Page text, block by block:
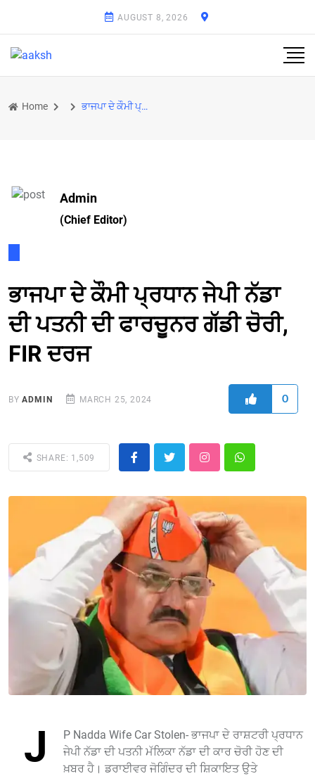
AUGUST 8, 2026
Home ਭਾਜਪਾ ਦੇ ਕੌਮੀ ਪ੍ਰਧਾਨ ਜੇਪੀ ਨੱਡਾ ਦੀ ਪਤਨੀ ਦੀ ਫਾਰਚੂਨਰ ਗੱਡੀ ਚੋਰੀ, FIR ਦਰਜ
Admin
(Chief Editor)
ਭਾਜਪਾ ਦੇ ਕੌਮੀ ਪ੍ਰਧਾਨ ਜੇਪੀ ਨੱਡਾ
ਦੀ ਪਤਨੀ ਦੀ ਫਾਰਚੂਨਰ ਗੱਡੀ ਚੋਰੀ,
FIR ਦਰਜ
BYADMIN MARCH 25, 2024 0
SHARE: 1,509
J
P Nadda Wife Car Stolen- ਭਾਜਪਾ ਦੇ ਰਾਸ਼ਟਰੀ ਪ੍ਰਧਾਨ
ਜੇਪੀ ਨੱਡਾ ਦੀ ਪਤਨੀ ਮੱਲਿਕਾ ਨੱਡਾ ਦੀ ਕਾਰ ਚੋਰੀ ਹੋਣ ਦੀ
ਖ਼ਬਰ ਹੈ। ਡਰਾਈਵਰ ਜੋਗਿੰਦਰ ਦੀ ਸ਼ਿਕਾਇਤ ਉਤੇ